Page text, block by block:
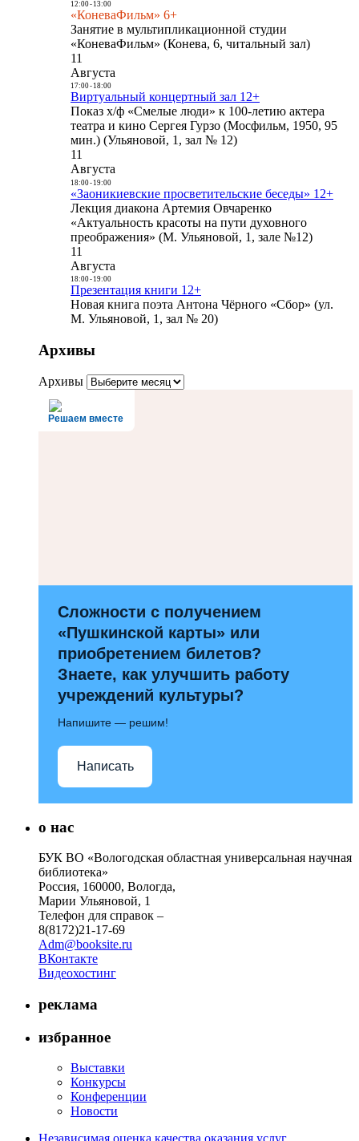
12:00- 13:00
«КоневаФильм» 6+
Занятие в мультипликационной студии
«КоневаФильм» (Конева, 6, читальный зал)
11
Августа
17:00- 18:00
Виртуальный концертный зал 12+
Показ х/ф «Смелые люди» к 100-летию актера
театра и кино Сергея Гурзо (Мосфильм, 1950, 95
мин.) (Ульяновой, 1, зал № 12)
11
Августа
18:00- 19:00
«Заоникиевские просветительские беседы» 12+
Лекция диакона Артемия Овчаренко
«Актуальность красоты на пути духовного
преображения» (М. Ульяновой, 1, зале №12)
11
Августа
18:00- 19:00
Презентация книги 12+
Новая книга поэта Антона Чёрного «Сбор» (ул.
М. Ульяновой, 1, зал № 20)
Архивы
Архивы
Решаем вместе
Сложности с получением
«Пушкинской карты» или
приобретением билетов?
Знаете, как улучшить работу
учреждений культуры?
Напишите — решим!
Написать
о нас
БУК ВО «Вологодская областная универсальная научная
библиотека»
Россия, 160000, Вологда,
Марии Ульяновой, 1
Телефон для справок –
8(8172)21-17-69
Adm@booksite.ru
ВКонтакте
Видеохостинг
реклама
избранное
Выставки
Конкурсы
Конференции
Новости